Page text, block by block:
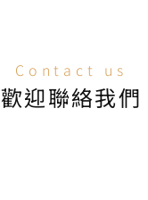
Contact us
歡迎聯絡我們